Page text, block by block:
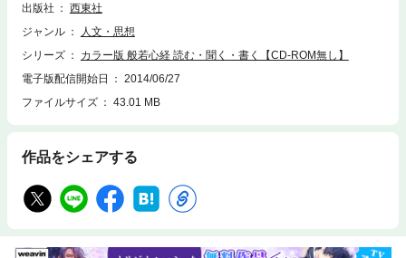
す。＊本書は、当社ロングセラー『ＣＤ付き 般若心経 読む・聞く・書
く』（2004年1月発行）をオールカラーにリニューアルし、書名等を変更
む3章 写経をしよう巻末資料 筆順表＜電子書籍について＞※本電子書籍
は同じ書名の出版物を底本とし電子書籍化したものです。※本文に記載さ
刷出版を電子書籍化するにあたり、電子書籍としては不要な情報を含んで
出版社
西東社
ジャンル
人文・思想
シリーズ
カラー版 般若心経 読む・聞く・書く【CD-ROM無し】
電子版配信開始日
2014/06/27
ファイルサイズ
43.01 MB
作品をシェアする